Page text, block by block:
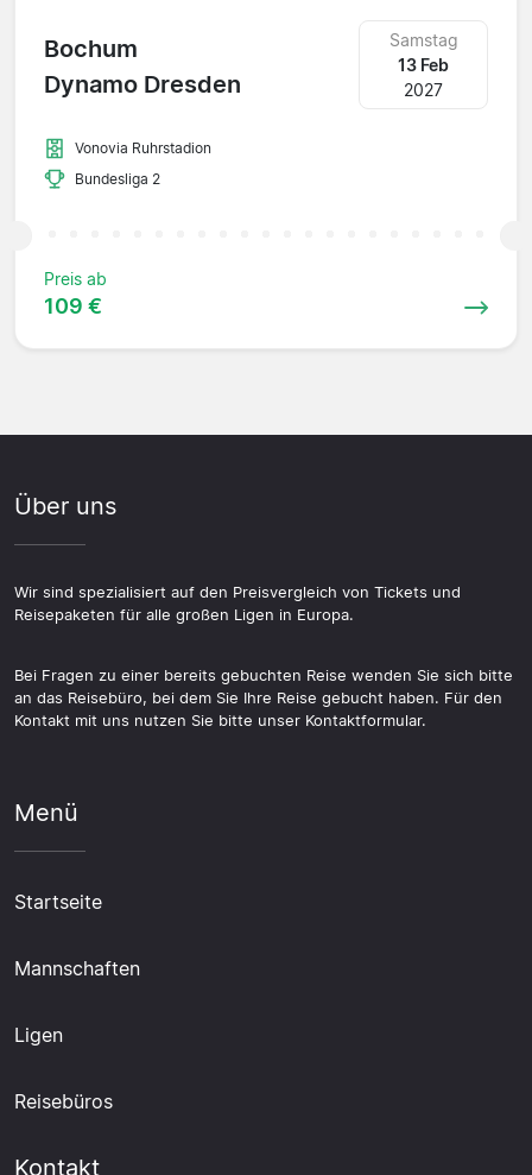
Bochum
Dynamo Dresden
Samstag
13 Feb
2027
Vonovia Ruhrstadion
Bundesliga 2
Preis ab
109 €
Über uns
Wir sind spezialisiert auf den Preisvergleich von Tickets und
Reisepaketen für alle großen Ligen in Europa.
Bei Fragen zu einer bereits gebuchten Reise wenden Sie sich bitte
an das Reisebüro, bei dem Sie Ihre Reise gebucht haben. Für den
Kontakt mit uns nutzen Sie bitte unser Kontaktformular.
Menü
Startseite
Mannschaften
Ligen
Reisebüros
Kontakt